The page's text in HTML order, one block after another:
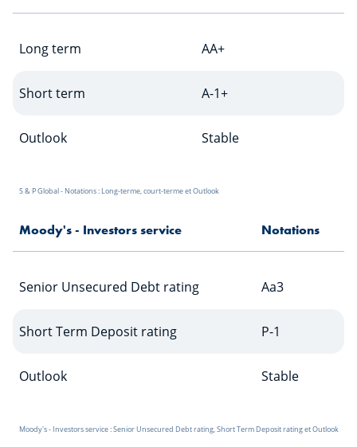
S & P Global - Notations : Long-terme, court-terme et Outlook
Long term AA+
Short term A-1+
Outlook Stable
Moody's - Investors service : Senior Unsecured Debt rating, Short Term Deposit rating et Outlook
Moody's - Investors service Notations
Senior Unsecured Debt rating Aa3
Short Term Deposit rating P-1
Outlook Stable